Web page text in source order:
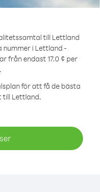
till Lettland
nummer i Lettland -
från endast 17.0 ¢ per
för att få de bästa
till Lettland.